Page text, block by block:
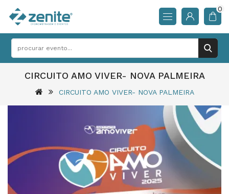
0
CIRCUITO AMO VIVER- NOVA PALMEIRA
CIRCUITO AMO VIVER- NOVA PALMEIRA